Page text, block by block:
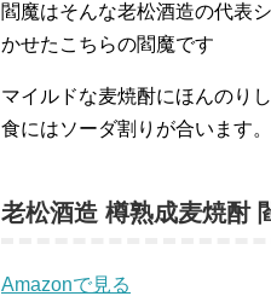
閻魔はそんな老松酒造の代表
かせたこちらの閻魔です
マイルドな麦焼酎にほんのり
食にはソーダ割りが合います。
老松酒造 樽熟成麦焼酎
Amazonで見る